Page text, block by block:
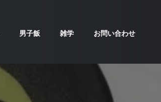
男子飯 雑学 お問い合わせ